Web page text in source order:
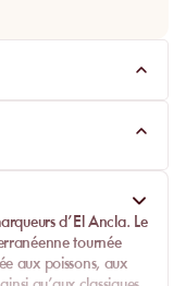
d’ El Ancla. Le
tournée
aux poissons, aux